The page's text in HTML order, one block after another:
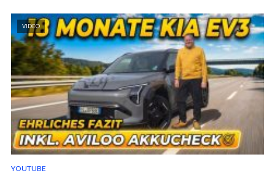
VIDEO
YOUTUBE